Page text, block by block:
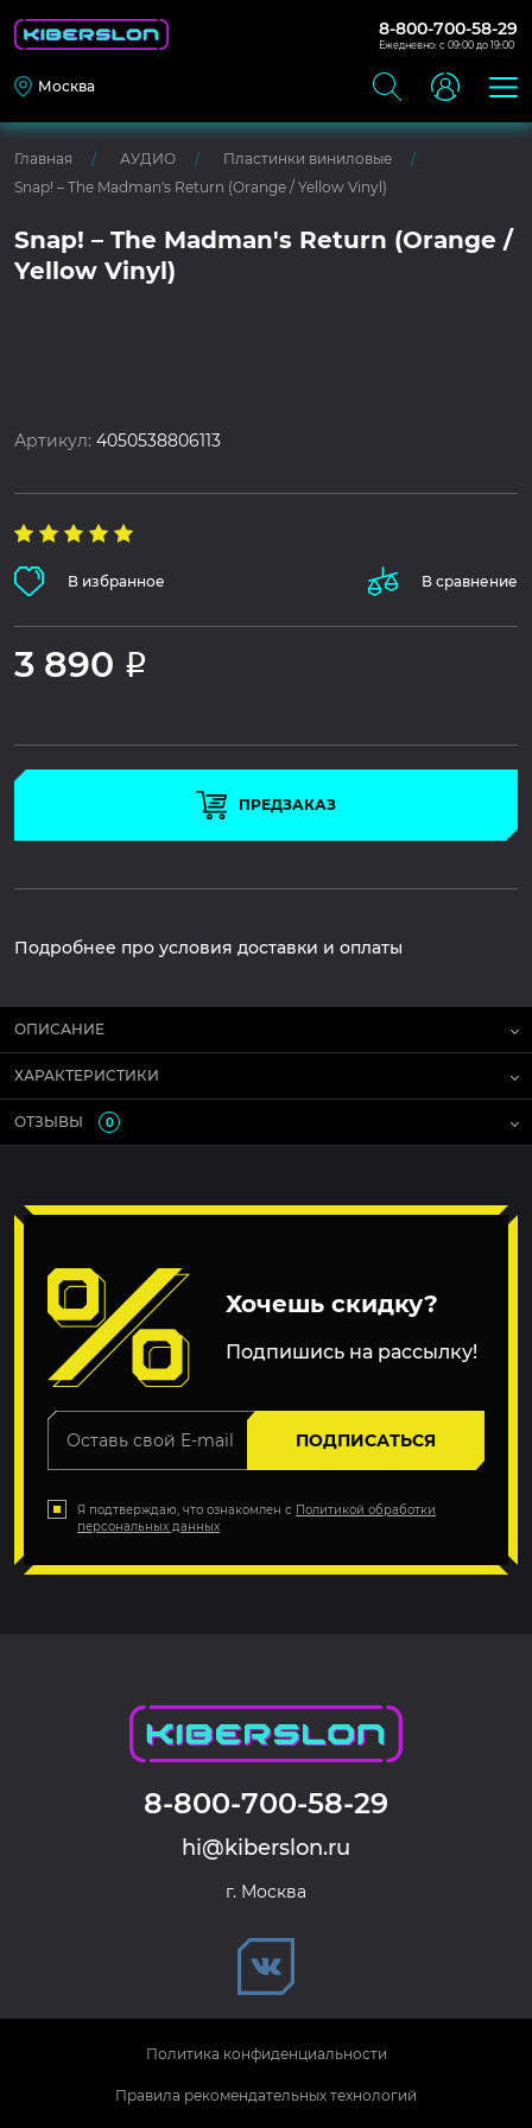
8-800-700-58-29
Ежедневно: с 09:00 до 19:00
Москва
Главная АУДИО
Пластинки виниловые
Snap! – The Madman's Return (Orange / Yellow Vinyl)
Snap! – The Madman's Return (Orange /
Yellow Vinyl)
Артикул:4050538806113
В избранное В сравнение
3 890 Р
ПРЕДЗАКАЗ
Подробнее про условия доставки и оплаты
ОПИСАНИЕ
ХАРАКТЕРИСТИКИ
ОТЗЫВЫ 0
Хочешь скидку?
Подпишись на рассылку!
ПОДПИСАТЬСЯ
Я подтверждаю, что ознакомлен с Политикой обработки
персональных данных
8-800-700-58-29
hi@kiberslon.ru
г. Москва
Политика конфиденциальности
Правила рекомендательных технологий